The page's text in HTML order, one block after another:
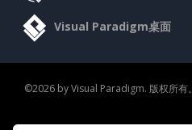
Visual Paradigm桌面
©2026 by Visual Paradigm. 版权所有。